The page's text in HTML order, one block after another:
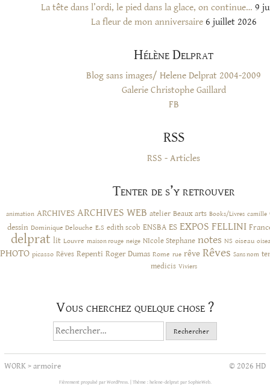
La tête dans l’ordi, le pied dans la glace, on continue… 9
La fleur de mon anniversaire 6 juillet 2026
Hélène Delprat
Blog sans images/ Helene Delprat 2004-2009
Galerie Christophe Gaillard
FB
RSS
RSS - Articles
Tenter de s’y retrouver
animation ARCHIVES ARCHIVES WEB atelier Beaux arts Books/Livres camille
dessin Dominique Delouche E.S edith scob ENSBA ES EXPOS FELLINI
delprat lit Louvre maison rouge neige NIcole Stephane notes NS oiseau
PHOTO picasso Rêves Repenti Roger Dumas Rome rue rêve Rêves Sans nom
medicis Viviers
Vous cherchez quelque chose ?
Rechercher :
WORK>armoire © 2026 HD
Fièrement propulsé par WordPress. Thème : helene-delprat par SophieWeb.